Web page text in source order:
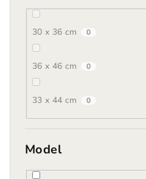
30 x 36 cm 0
36 x 46 cm 0
33 x 44 cm 0
Model